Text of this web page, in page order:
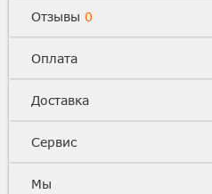
Отзывы 0
Оплата
Доставка
Сервис
Мы